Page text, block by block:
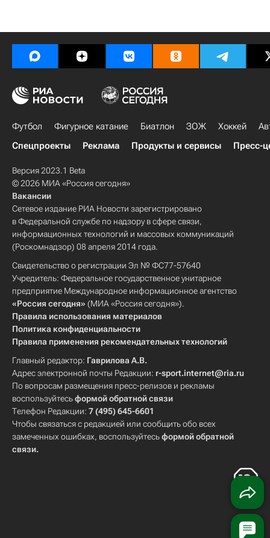
Футбол Фигурное катание Биатлон ЗОЖ Хоккей
Спецпроекты
Реклама Продукты и сервисы Пресс-
Версия 2023.1 Beta
© 2026 МИА «Россия сегодня»
Вакансии
Сетевое издание РИА Новости зарегистрировано
в Федеральной службе по надзору в сфере связи,
информационных технологий и массовых коммуникаций
(Роскомнадзор) 08 апреля 2014 года.
Свидетельство о регистрации Эл № ФС77-57640
Учредитель: Федеральное государственное унитарное
предприятие Международное информационное агентство
«Россия сегодня» (МИА «Россия сегодня»).
Правила использования материалов
Политика конфиденциальности
Правила применения рекомендательных технологий
Главный редактор: Гаврилова А.В.
Адрес электронной почты Редакции: r-sport.internet@ria.ru
По вопросам размещения пресс-релизов и рекламы
воспользуйтесьформой обратной связи
Телефон Редакции: 7 (495) 645-6601
Чтобы связаться с редакцией или сообщить обо всех
замеченных ошибках, воспользуйтесьформой обратной
связи.